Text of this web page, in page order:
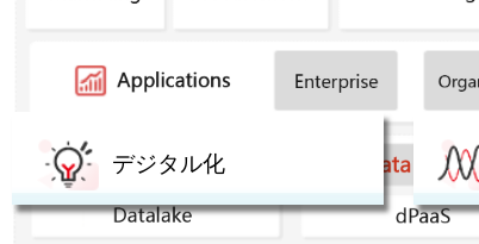
デジタル化